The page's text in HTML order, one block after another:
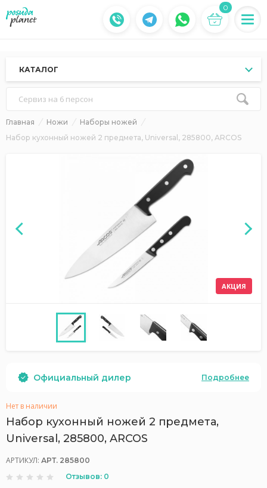
0
КАТАЛОГ
Сервиз на 6 персон
Главная Ножи
Наборы ножей
Набор кухонный ножей 2 предмета, Universal, 285800, ARCOS
АКЦИЯ
Официальный дилер Подробнее
Нет в наличии
Набор кухонный ножей 2 предмета,
Universal, 285800, ARCOS
АРТИКУЛ: АРТ. 285800
Отзывов: 0